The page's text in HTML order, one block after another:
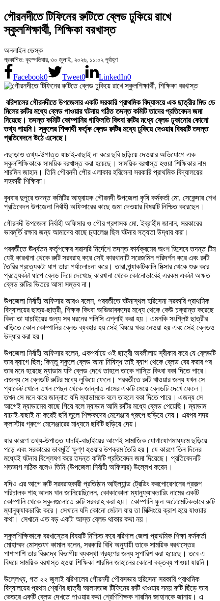
গৌরনদীতে টিফিনের রুটিতে ব্লেড ঢুকিয়ে রাখে
স্কুলশিক্ষার্থী, শিক্ষিকা বরখাস্ত
অনলাইন ডেস্ক
প্রকাশিত: বৃহস্পতিবার, ৩০ জুলাই, ২০২৬, ১১:০২ পূর্বাহ্ণ
Facebook0 Tweet0 LinkedIn0
বরিশালের গৌরনদীতে উপজেলার একটি সরকারি প্রাথমিক বিদ্যালয়ে এক ছাত্রীর মিড ডে
মিলের রুটির মধ্যে ব্লেড পাওয়ার ঘটনায় গঠিত তদন্ত কমিটি তাদের প্রতিবেদন জমা
দিয়েছে। তদন্ত কমিটি কোম্পানির গাফিলতি কিংবা রুটির মধ্যে ব্লেড ঢুকানোর কোনো
তথ্য পায়নি। স্কুলের শিক্ষার্থী কর্তৃক ব্লেড রুটির মধ্যে ঢুকিয়ে দেওয়ার বিষয়টি তদন্ত
প্রতিবেদনে উঠে এসেছে।
এছাড়াও তথ্য-উপাত্ত যাচাই-বাছাই না করে ছবি ছড়িয়ে দেওয়ার অভিযোগে এক
স্কুলশিক্ষিকাকে সাময়িক বরখাস্ত করা হয়েছে। সাময়িক বরখাস্ত হওয়া শিক্ষিকার নাম
শারমিন জাহান। তিনি গৌরনদী পৌর এলাকার হরিসেনা সরকারি প্রাথমিক বিদ্যালয়ের
সহকারী শিক্ষিকা।
বুধবার দুপুরে তদন্ত কমিটির আহ্বায়ক গৌরনদী উপজেলা কৃষি কর্মকর্তা মো. সেকেন্দার শেখ
প্রতিবেদন উপজেলা নির্বাহী অফিসারের কাছে জমা দেওয়ার বিষয়টি নিশ্চিত করেছেন।
গৌরনদী উপজেলা নির্বাহী অফিসার ও পৌর প্রশাসক মো. ইব্রাহীম জানান, সরকারের
ভাবমূর্তি রক্ষার জন্য আমাদের কাছে চ্যালেঞ্জ ছিল ঘটনার সত্যতা উদ্ধার করা।
পরবর্তীতে ঊর্ধ্বতন কর্তৃপক্ষের সরাসরি নির্দেশে তদন্ত কার্যক্রমের অংশ হিসেবে তদন্ত টিম
যেই কারখানা থেকে রুটি সরবরাহ করে সেই কারখানাটি সরেজমিন পরিদর্শন করে এবং রুটি
তৈরির প্রত্যেকটা ধাপ তারা পর্যালোচনা করে। তারা প্র্যাকটিকালি মিক্সার থেকে শুরু করে
প্রত্যেকটা ধাপে ব্লেড দিয়ে দেখেছে কারখানা থেকে কোনোভাবেই এরকম একটা অক্ষত
ব্লেড রুটির ভিতরে আসা সম্ভব না।
উপজেলা নির্বাহী অফিসার আরও বলেন, পরবর্তীতে ঘটনাস্থল হরিসেনা সরকারি প্রাথমিক
বিদ্যালয়ের ছাত্র-ছাত্রী, শিক্ষক কিংবা অভিভাবকদের মধ্যে থেকে কেউ চক্রান্ত করেছে
কিনা তা যাচাইয়ের জন্য সব ধরনের পলিসি এপ্লাই করা হয়। এমনকি সংশ্লিষ্ট ছাত্রীর
বাড়িতে কোন কোম্পানির ব্লেড ব্যবহার হয় সেই বিষয়ে খবর নেওয়া হয় এবং সেই ব্লেডও
উদ্ধার করা হয়।
উপজেলা নির্বাহী অফিসার বলেন, একপর্যায়ে ওই ছাত্রী অবলীলায় স্বীকার করে যে ব্লেডটি
তার ব্যাগে ছিল; কিন্তু স্কুলে ব্লেড আনা নিষিদ্ধ তাই ব্যাগ থেকে ব্লেড বের করার পর
তার মনে হয়েছে ম্যাডাম যদি ব্লেড দেখে তাহলে তাকে শাস্তি কিংবা বকা দিতে পারে।
এজন্য সে ব্লেডটি রুটির মধ্যে লুকিয়ে ফেলে। পরবর্তীতে রুটি খাওয়ার জন্য যখন সে
প্যাকেট খোলে তখন পেছন থেকে জান্নাত নামের একটি মেয়ে ব্লেডটি দেখে ফেলে।
তখন সে মনে করে জান্নাত যদি ম্যাডামকে বলে তাহলে বকা দিতে পারে। এজন্য সে
আগেই ম্যাডামের কাছে গিয়ে বলে ম্যাডাম আমি রুটির মধ্যে ব্লেড পেয়েছি। ম্যাডাম
যাচাই-বাছাই না করেই ছবি তুলে শিক্ষকদের মেসেঞ্জার গ্রুপে ছড়িয়ে দেয়। এরপর সদর
ক্লাস্টার গ্রুপে মেসেঞ্জারের মাধ্যমে ছবিটি ছড়িয়ে দেয়।
যার কারণে তথ্য-উপাত্ত যাচাই-বাছাইয়ের আগেই সামাজিক যোগাযোগমাধ্যমে ছড়িয়ে
পড়ে এবং সরকারের ভাবমূর্তি ক্ষুণ্ণ হওয়ার উপক্রম তৈরি হয়। যে কারণে তিন দিনের
মধ্যেই ঘটনার বিশ্লেষণ করে তদন্ত কমিটি প্রতিবেদন জমা দিয়েছে। প্রতিবেদনটি
শতভাগ সঠিক বলেও তিনি (উপজেলা নির্বাহী অফিসার) উল্লেখ করেন।
যদিও এর আগে রুটি সরবরাহকারী প্রতিষ্ঠান আইল্যান্ড ট্রেডিং করপোরেশনের প্রকল্প
পরিচালক শাহ আলম খান জানিয়েছিলেন, কোকাকোলা ম্যানুফ্যাকচারিং নামের একটি
কোম্পানি থেকে স্কুলগুলোতে রুটি সরবরাহ করা হয়। কোম্পানি ফুল অটোমেটিকভাবে রুটি
ম্যানুফ্যাকচারিং করে। সেখানে যদি কোনো মেটাল যায় তা মিক্সিংয়ে ক্রাশ হয়ে যাওয়ার
কথা। সেখানে এত বড় একটা আস্ত ব্লেড থাকার কথা নয়।
স্কুলশিক্ষিকাকে বরখাস্তের বিষয়টি নিশ্চিত করে বরিশাল জেলা প্রাথমিক শিক্ষা কর্মকর্তা
মোহাম্মদ মোস্তফা কামাল বলেন, সরকারি বিধি অনুযায়ী তাকে সাময়িক বরখাস্তের
পাশাপাশি তার বিরুদ্ধে বিভাগীয় ব্যবস্থা গ্রহণের জন্য সুপারিশ করা হয়েছে। তবে এ
বিষয়ে সাময়িক বরখাস্ত হওয়া শিক্ষিকা শারমিন জাহানের কোনো বক্তব্য পাওয়া যায়নি।
উল্লেখ্য, গত ২২ জুলাই বরিশালের গৌরনদী পৌরসভার হরিসেনা সরকারি প্রাথমিক
বিদ্যালয়ের প্রথম শ্রেণির ছাত্রী আলমতাজ টিফিনের রুটি খাওয়ার সময় রুটি ছিঁড়ে তার
ভেতরে একটি ব্লেড দেখতে পাওয়ার কথা শ্রেণিশিক্ষক শারমিন জাহানকে জানায়। এ